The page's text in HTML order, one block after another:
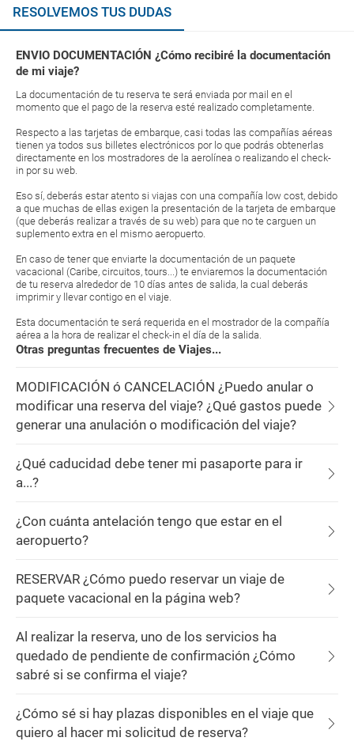
RESOLVEMOS TUS DUDAS
ENVIO DOCUMENTACIÓN ¿Cómo recibiré la documentación
de mi viaje?
La documentación de tu reserva te será enviada por mail en el
momento que el pago de la reserva esté realizado completamente.
Respecto a las tarjetas de embarque, casi todas las compañías aéreas
tienen ya todos sus billetes electrónicos por lo que podrás obtenerlas
directamente en los mostradores de la aerolínea o realizando el check-
in por su web.
Eso sí, deberás estar atento si viajas con una compañía low cost, debido
a que muchas de ellas exigen la presentación de la tarjeta de embarque
(que deberás realizar a través de su web) para que no te carguen un
suplemento extra en el mismo aeropuerto.
En caso de tener que enviarte la documentación de un paquete
vacacional (Caribe, circuitos, tours...) te enviaremos la documentación
de tu reserva alrededor de 10 días antes de salida, la cual deberás
imprimir y llevar contigo en el viaje.
Esta documentación te será requerida en el mostrador de la compañía
aérea a la hora de realizar el check-in el día de la salida.
Otras preguntas frecuentes de Viajes...
MODIFICACIÓN ó CANCELACIÓN ¿Puedo anular o
modificar una reserva del viaje? ¿Qué gastos puede
generar una anulación o modificación del viaje?
¿Qué caducidad debe tener mi pasaporte para ir
a...?
¿Con cuánta antelación tengo que estar en el
aeropuerto?
RESERVAR ¿Cómo puedo reservar un viaje de
paquete vacacional en la página web?
Al realizar la reserva, uno de los servicios ha
quedado de pendiente de confirmación ¿Cómo
sabré si se confirma el viaje?
¿Cómo sé si hay plazas disponibles en el viaje que
quiero al hacer mi solicitud de reserva?